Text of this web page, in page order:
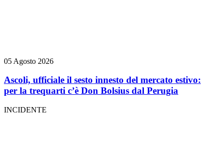
05 Agosto 2026
Ascoli, ufficiale il sesto innesto del mercato estivo:
per la trequarti c’è Don Bolsius dal Perugia
INCIDENTE